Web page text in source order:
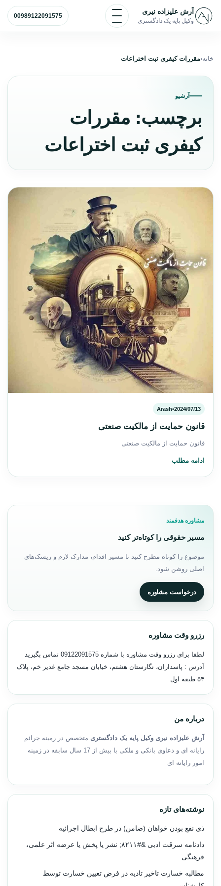
پرش به محتوا
آرش علیزاده نیری
وکیل پایه یک دادگستری
باز و بسته کردن منو
00989122091575
خانه مقررات کیفری ثبت اختراعات
آرشیو
برچسب: مقررات
کیفری ثبت اختراعات
2024/07/13
•
Arash
قانون حمایت از مالکیت صنعتی
قانون حمایت از مالکیت صنعتی
ادامه مطلب
مشاوره هدفمند
مسیر حقوقی را کوتاه‌تر کنید
موضوع را کوتاه مطرح کنید تا مسیر اقدام، مدارک لازم و ریسک‌های
اصلی روشن شود.
درخواست مشاوره
رزرو وقت مشاوره
لطفا برای رزرو وقت مشاوره با شماره 09122091575 تماس بگیرید
آدرس : پاسداران، نگارستان هشتم، خیابان مسجد جامع غدیر خم، پلاک
۵۴ طبقه اول
درباره من
آرش علیزاده نیری وکیل پایه یک دادگستری متخصص در زمینه جرائم
رایانه ای و دعاوی بانکی و ملکی با بیش از 17 سال سابقه در زمینه
امور رایانه ای
نوشته‌های تازه
ذی نفع بودن خواهان (ضامن) در طرح ابطال اجرائیه
دادنامه سرقت ادبی &#۸۲۱۱; نشر یا پخش یا عرضه اثر علمی،
فرهنگی
مطالبه خسارت تاخیر تادیه در فرض تعیین خسارت توسط